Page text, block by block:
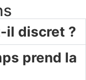
il discret ?
prend la